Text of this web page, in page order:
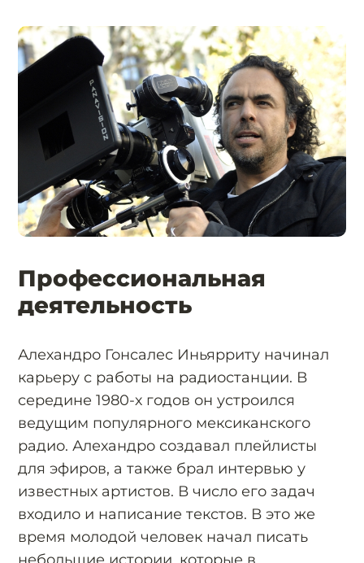
Профессиональная
деятельность
Алехандро Гонсалес Иньярриту начинал
карьеру с работы на радиостанции. В
середине 1980-х годов он устроился
ведущим популярного мексиканского
радио. Алехандро создавал плейлисты
для эфиров, а также брал интервью у
известных артистов. В число его задач
входило и написание текстов. В это же
время молодой человек начал писать